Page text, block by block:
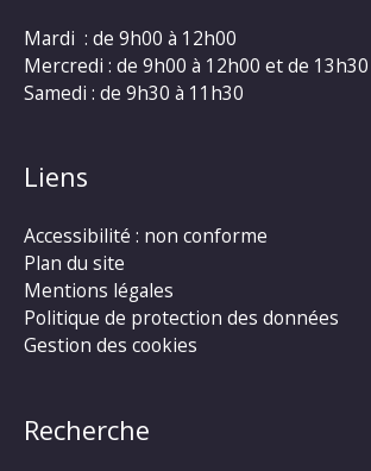
Mardi : de 9h00 à 12h00
Mercredi : de 9h00 à 12h00 et de
Samedi : de 9h30 à 11h30
Liens
Accessibilité : non conforme
Plan du site
Mentions légales
Politique de protection des données
Gestion des cookies
Recherche